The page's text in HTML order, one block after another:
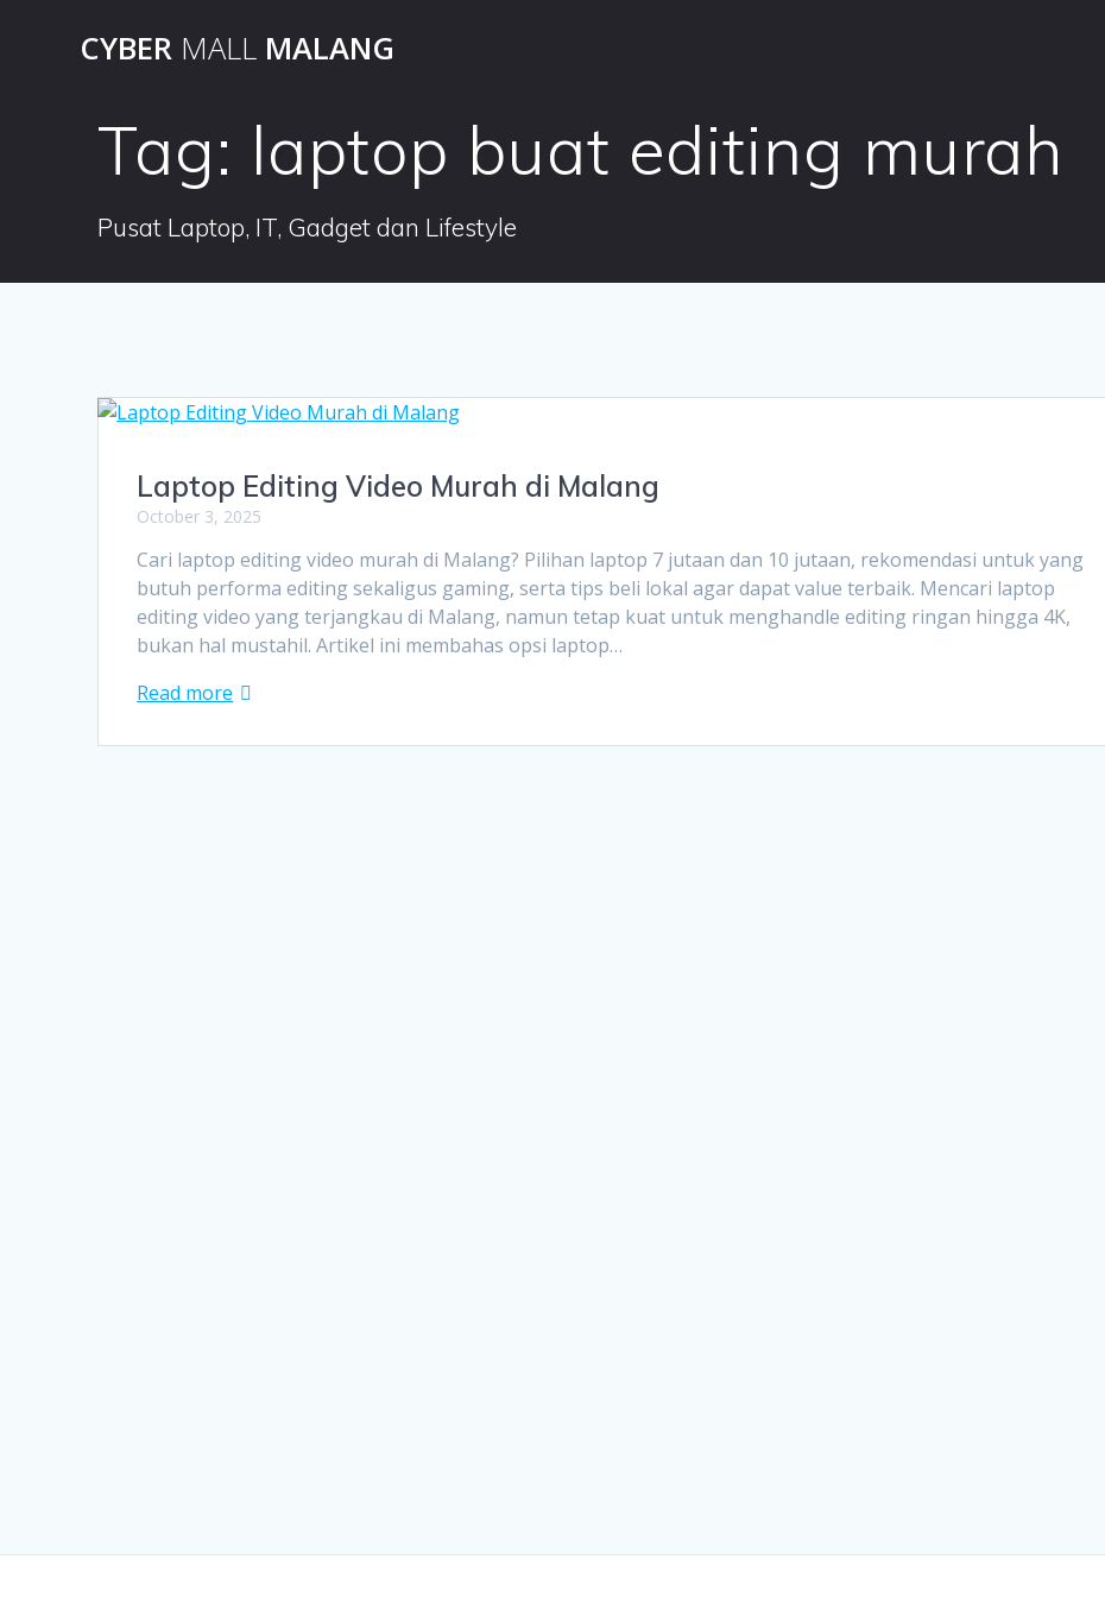
CYBER MALL MALANG
Tag: laptop buat editing murah
Pusat Laptop, IT, Gadget dan Lifestyle
Laptop Editing Video Murah di Malang
October 3, 2025
Cari laptop editing video murah di Malang? Pilihan laptop 7 jutaan dan 10 jutaan, rekomendasi untuk yang
butuh performa editing sekaligus gaming, serta tips beli lokal agar dapat value terbaik. Mencari laptop
editing video yang terjangkau di Malang, namun tetap kuat untuk menghandle editing ringan hingga 4K,
bukan hal mustahil. Artikel ini membahas opsi laptop…
Read more